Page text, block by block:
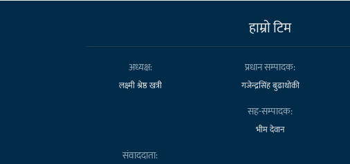
हाम्राे टिम
अध्यक्ष:
लक्ष्मी श्रेष्ठ खत्री
प्रधान सम्पादक:
गजेन्द्रसिंह बुढाथोकी
सह-सम्पादक:
भीम देवान
संवाददाता: